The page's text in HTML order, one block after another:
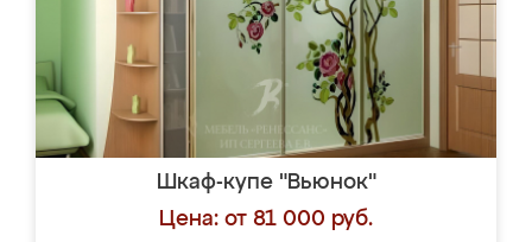
Шкаф-купе "Вьюнок"
Цена: от 81 000 руб.